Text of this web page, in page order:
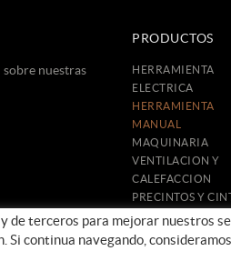
nuestras
PRODUCTOS
HERRAMIENTA
ELECTRICA
HERRAMIENTA
MANUAL
MAQUINARIA
VENTILACION Y
CALEFACCION
PRECINTOS Y
CONSTRUCCIÓN
PROTECCIÓN E
de terceros para mejorar nuestros
Si continua navegando,